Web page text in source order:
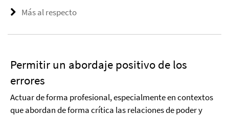
Más al respecto
Permitir un abordaje positivo de los
errores
Actuar de forma profesional, especialmente en contextos
que abordan de forma crítica las relaciones de poder y